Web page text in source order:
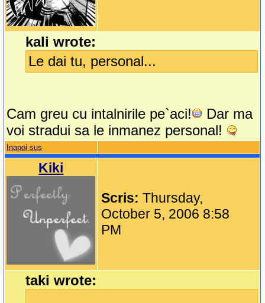
kali wrote:
Le dai tu, personal...
Cam greu cu intalnirile pe`aci!
Dar ma
voi stradui sa le inmanez personal!
Inapoi sus
Kiki
Scris:Thursday,
October 5, 2006 8:58
PM
taki wrote: